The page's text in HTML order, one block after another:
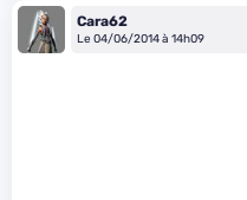
Cara62
Le 04/06/2014 à 14h09